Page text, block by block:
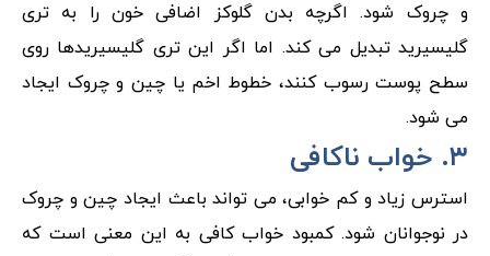
و چروک شود. اگرچه بدن گلوکز اضافی خون را به تری
گلیسیرید تبدیل می کند. اما اگر این تری گلیسیریدها روی
سطح پوست رسوب کنند، خطوط اخم یا چین و چروک ایجاد
می شود.
۳. خواب ناکافی
استرس زیاد و کم خوابی، می تواند باعث ایجاد چین و چروک
در نوجوانان شود. کمبود خواب کافی به این معنی است که